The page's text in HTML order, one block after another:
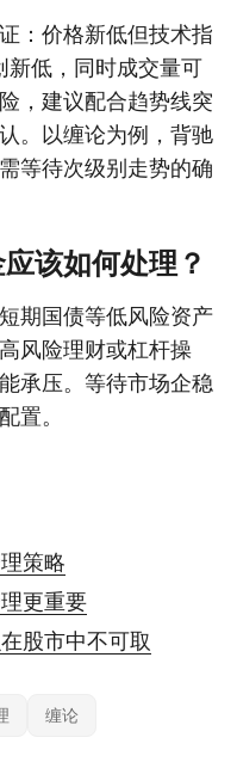
：价格新低但技术指
新低，同时成交量可
，建议配合趋势线突
。以缠论为例，背驰
等待次级别走势的确
该如何处理？
期国债等低风险资产
风险理财或杠杆操
承压。等待市场企稳
置。
策略
更重要
股市中不可取
缠论